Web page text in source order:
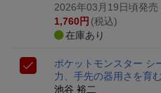
2026年03月19日頃発売
1,760円 (税込)
在庫あり
ポケットモンスター シ
力、手先の器用さを育む
池谷 裕二